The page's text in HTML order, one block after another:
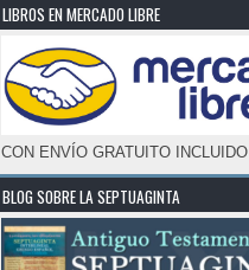
LIBROS EN MERCADO LIBRE
CON ENVÍO GRATUITO INCLUIDO
BLOG SOBRE LA SEPTUAGINTA